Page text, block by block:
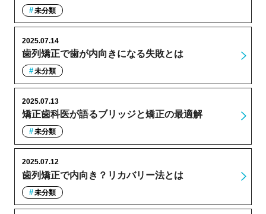
未分類
歯列矯正で歯が内向きになる失敗とは
2025.07.14
未分類
矯正歯科医が語るブリッジと矯正の最適解
2025.07.13
未分類
歯列矯正で内向き？リカバリー法とは
2025.07.12
未分類